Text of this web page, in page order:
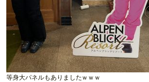
等身大パネルもありましたｗｗｗ